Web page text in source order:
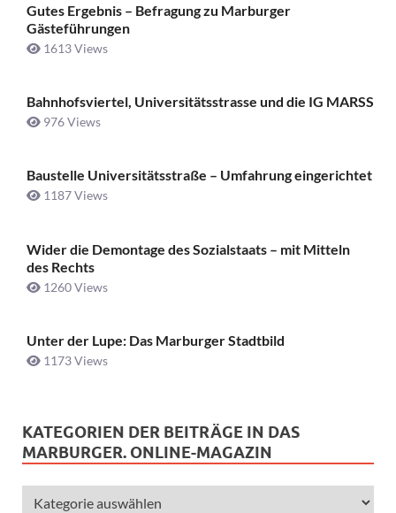
Gutes Ergebnis – Befragung zu Marburger
Gästeführungen
1613 Views
Bahnhofsviertel, Universitätsstrasse und die IG MARSS
976 Views
Baustelle Universitätsstraße ­– Umfahrung eingerichtet
1187 Views
Wider die Demontage des Sozialstaats – mit Mitteln
des Rechts
1260 Views
Unter der Lupe: Das Marburger Stadtbild
1173 Views
KATEGORIEN DER BEITRÄGE IN DAS
MARBURGER. ONLINE-MAGAZIN